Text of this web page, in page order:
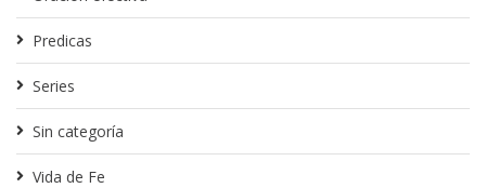
Predicas
Series
Sin categoría
Vida de Fe